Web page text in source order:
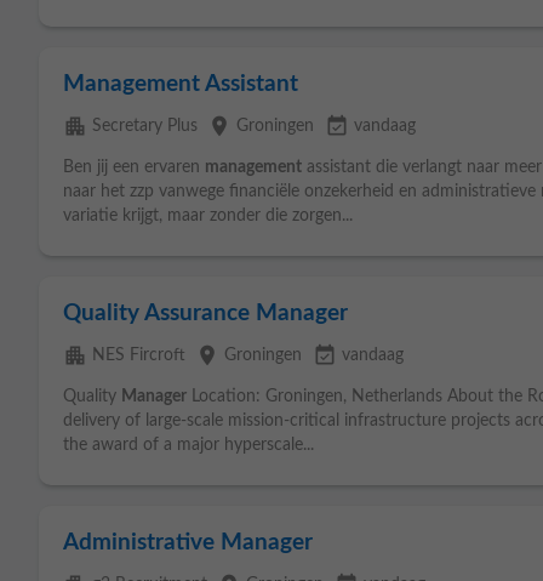
Management Assistant
apartment Secretary Plus place Groningen event_available vandaag
Ben jij een ervaren management assistant die verlangt naar
naar het zzp vanwege financiële onzekerheid en
variatie krijgt, maar zonder die zorgen...
Quality Assurance Manager
apartment NES Fircroft place Groningen event_available vandaag
Quality Manager Location: Groningen, Netherlands About the
delivery of large-scale mission-critical infrastructure projects
the award of a major hyperscale...
Administrative Manager